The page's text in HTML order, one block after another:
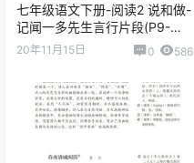
七年级语文下册-阅读2 说和做-
记闻一多先生言行片段(P9-
P12)
20年11月15日 0 586